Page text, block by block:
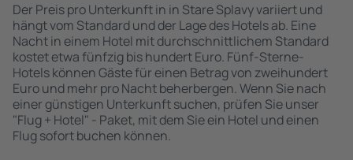
Der Preis pro Unterkunft in in Stare Splavy variiert und
hängt vom Standard und der Lage des Hotels ab. Eine
Nacht in einem Hotel mit durchschnittlichem Standard
kostet etwa fünfzig bis hundert Euro. Fünf-Sterne-
Hotels können Gäste für einen Betrag von zweihundert
Euro und mehr pro Nacht beherbergen. Wenn Sie nach
einer günstigen Unterkunft suchen, prüfen Sie unser
"Flug + Hotel" - Paket, mit dem Sie ein Hotel und einen
Flug sofort buchen können.